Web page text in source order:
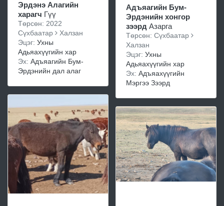
Эрдэнэ Алагийн
харагч Гүү
Төрсөн: 2022
Сүхбаатар
Халзан
Эцэг: Ухны
Адьяахүүгийн хар
Эх: Адъяагийн Бум-
Эрдэнийн дал алаг
Адъяагийн Бум-
Эрдэнийн хонгор
зээрд Азарга
Төрсөн: Сүхбаатар
Халзан
Эцэг: Ухны
Адьяахүүгийн хар
Эх: Адъяахүүгийн
Мэргээ Зээрд